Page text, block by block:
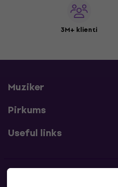
3M+ klienti
Muziker
Pirkums
Useful links